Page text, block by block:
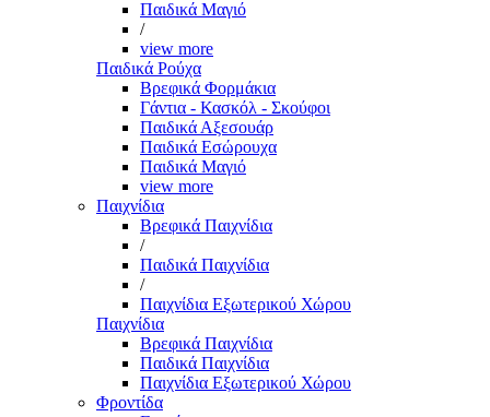
Παιδικά Μαγιό
/
view more
Παιδικά Ρούχα
Βρεφικά Φορμάκια
Γάντια - Κασκόλ - Σκούφοι
Παιδικά Αξεσουάρ
Παιδικά Εσώρουχα
Παιδικά Μαγιό
view more
Παιχνίδια
Βρεφικά Παιχνίδια
/
Παιδικά Παιχνίδια
/
Παιχνίδια Εξωτερικού Χώρου
Παιχνίδια
Βρεφικά Παιχνίδια
Παιδικά Παιχνίδια
Παιχνίδια Εξωτερικού Χώρου
Φροντίδα